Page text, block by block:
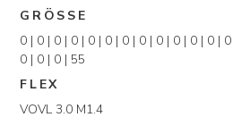
GRÖSSE
0 | 0 | 0 | 0 | 0 | 0 | 0 | 0 | 0 | 0 | 0 | 0 |
0 | 0 | 0 | 55
FLEX
VOVL 3.0 M1.4